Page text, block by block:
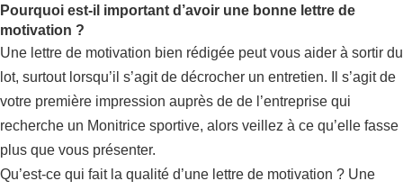
Pourquoi est-il important d’avoir une bonne lettre de
motivation ?
Une lettre de motivation bien rédigée peut vous aider à sortir du
lot, surtout lorsqu’il s’agit de décrocher un entretien. Il s’agit de
votre première impression auprès de de l’entreprise qui
recherche un Monitrice sportive, alors veillez à ce qu’elle fasse
plus que vous présenter.
Qu’est-ce qui fait la qualité d’une lettre de motivation ? Une